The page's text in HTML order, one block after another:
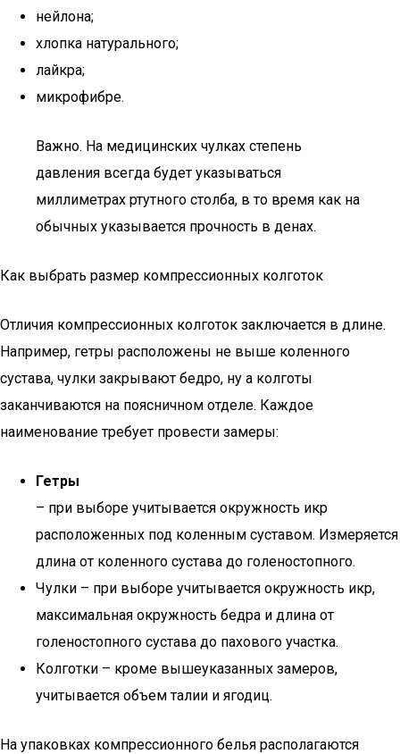
нейлона;
хлопка натурального;
лайкра;
микрофибре.
Важно. На медицинских чулках степень
давления всегда будет указываться
миллиметрах ртутного столба, в то время как на
обычных указывается прочность в денах.
Как выбрать размер компрессионных колготок
Отличия компрессионных колготок заключается в длине.
Например, гетры расположены не выше коленного
сустава, чулки закрывают бедро, ну а колготы
заканчиваются на поясничном отделе. Каждое
наименование требует провести замеры:
Гетры
– при выборе учитывается окружность икр
расположенных под коленным суставом. Измеряется
длина от коленного сустава до голеностопного.
Чулки – при выборе учитывается окружность икр,
максимальная окружность бедра и длина от
голеностопного сустава до пахового участка.
Колготки – кроме вышеуказанных замеров,
учитывается объем талии и ягодиц.
На упаковках компрессионного белья располагаются